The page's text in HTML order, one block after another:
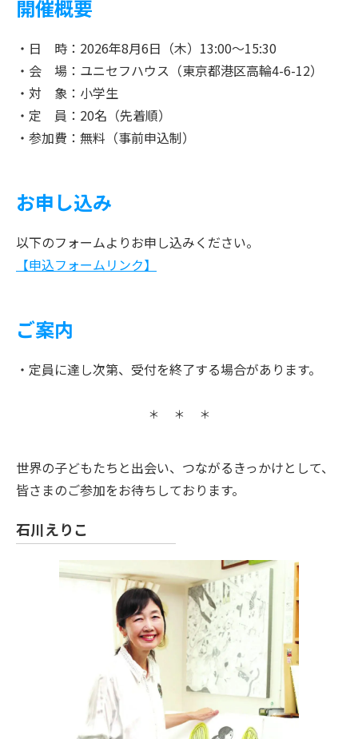
開催概要
日 時：2026年8月6日（木）13:00～15:30
会 場：ユニセフハウス（東京都港区高輪4-6-12）
対 象：小学生
定 員：20名（先着順）
参加費：無料（事前申込制）
お申し込み
以下のフォームよりお申し込みください。
【申込フォームリンク】
ご案内
・定員に達し次第、受付を終了する場合があります。
世界の子どもたちと出会い、つながるきっかけとして、
皆さまのご参加をお待ちしております。
石川えりこ